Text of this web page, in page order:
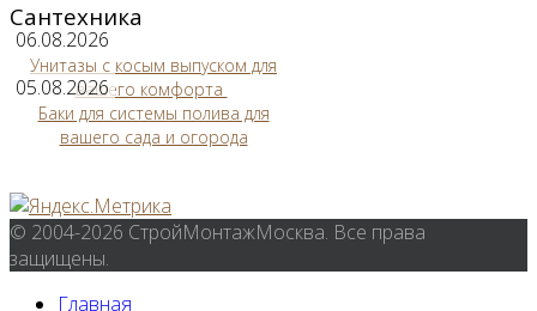
Сантехника
06.08.2026
Унитазы с косым выпуском для
вашего комфорта
05.08.2026
Баки для системы полива для
вашего сада и огорода
© 2004-2026 СтройМонтажМосква. Все права
защищены.
Главная